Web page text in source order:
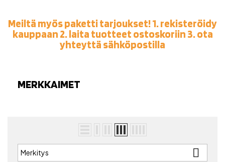
Meiltä myös paketti tarjoukset! 1. rekisteröidy
kauppaan 2. laita tuotteet ostoskoriin 3. ota
yhteyttä sähköpostilla
MERKKAIMET
Merkitys 